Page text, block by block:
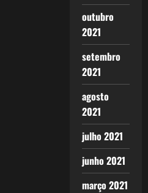
outubro
2021
setembro
2021
agosto
2021
julho 2021
junho 2021
março 2021